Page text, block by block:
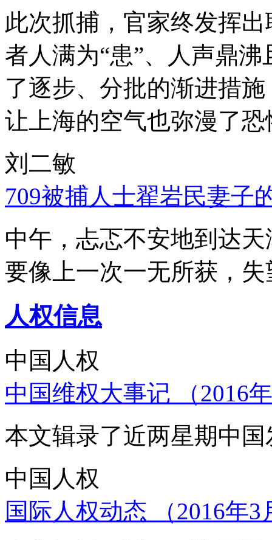
此次抓捕，官家终发挥
者人满为“患”、人声鼎
了逐步、分批的渐进措
让上海的空气也弥漫了
刘二敏
709被捕人士翟岩民妻子
中午，忐忑不安地到达
要像上一次一无所获，
人权信息
中国人权
中国维权大事记 （2016
本文辑录了近两星期中
中国人权
国际人权动态 （2016年